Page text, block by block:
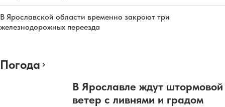
В Ярославской области временно закроют три
железнодорожных переезда
Погода
В Ярославле ждут штормовой
ветер с ливнями и градом